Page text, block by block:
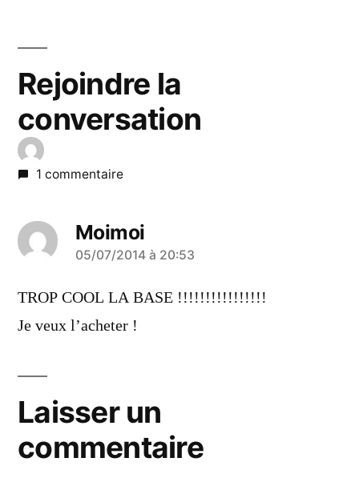
Rejoindre la
conversation
1 commentaire
Moimoi
a
dit :
05/07/2014 à 20:53
TROP COOL LA BASE !!!!!!!!!!!!!!!!
Je veux l’acheter !
Laisser un
commentaire